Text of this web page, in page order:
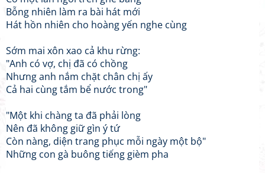
Bỗng nhiên làm ra bài hát mới
Hát hồn nhiên cho hoàng yến nghe cùng
Sớm mai xôn xao cả khu rừng:
"Anh có vợ, chị đã có chồng
Nhưng anh nắm chặt chân chị ấy
Cả hai cùng tắm bể nước trong"
"Một khi chàng ta đã phải lòng
Nên đã không giữ gìn ý tứ
Còn nàng, diện trang phục mỗi ngày một bộ"
Những con gà buông tiếng gièm pha